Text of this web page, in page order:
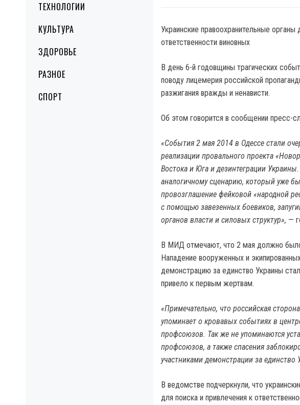
ТЕХНОЛОГИИ
КУЛЬТУРА
ЗДОРОВЬЕ
РАЗНОЕ
СПОРТ
Украинские правоохранительные
ответственности виновных
В день 6-й годовщины трагических
поводу лицемерия российской
разжигания вражды и ненависти.
Об этом говорится в сообщении пресс-
«События 2 мая 2014 в Одессе стали
реализации провального проекта
Востока и Юга и дезинтеграции
аналогичному сценарию, который уже
провозглашение фейковой «народной
с помощью завезенных боевиков,
органов власти и силовых структур», —
В МИД отмечают, что 2 мая должно
Нападение вооруженных и
демонстрацию за единство Украины
привело к первым жертвам.
«Примечательно, что российская
упоминает о кровавых событиях в
профсоюзов. Так же не упоминаются
профсоюзов, а также спасения
участниками демонстрации за единство
В ведомстве подчеркнули, что
для поиска и привлечения к